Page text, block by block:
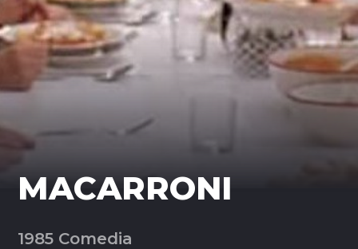
MACARRONI
1985 Comedia